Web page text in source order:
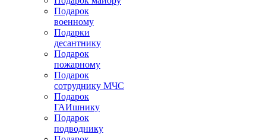
Подарок
военному
Подарки
десантнику
Подарок
пожарному
Подарок
сотруднику МЧС
Подарок
ГАИшнику
Подарок
подводнику